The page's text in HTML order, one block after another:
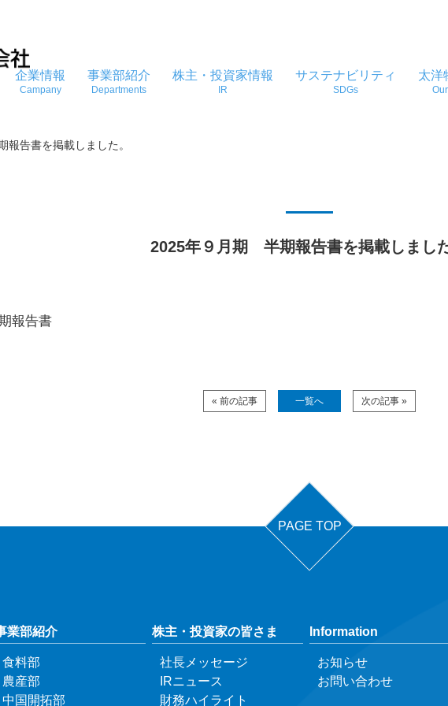
企業情報
Campany
事業部紹介
Departments
株主・投資家情報
IR
サステナビリティ
SDGs
太洋
告書を掲載しました。
2025年９月期 半期報告書を掲載しました
報告書
« 前の記事 一覧へ 次の記事 »
PAGE TOP
業部紹介
食料部
農産部
中国開拓部
株主・投資家の皆さま
社長メッセージ
IRニュース
財務ハイライト
Information
お知らせ
お問い合わせ